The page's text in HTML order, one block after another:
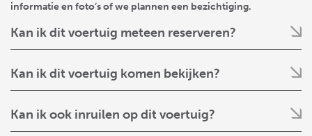
informatie en foto’s of we plannen een bezichtiging.
Kan ik dit voertuig meteen reserveren?
Kan ik dit voertuig komen bekijken?
Kan ik ook inruilen op dit voertuig?